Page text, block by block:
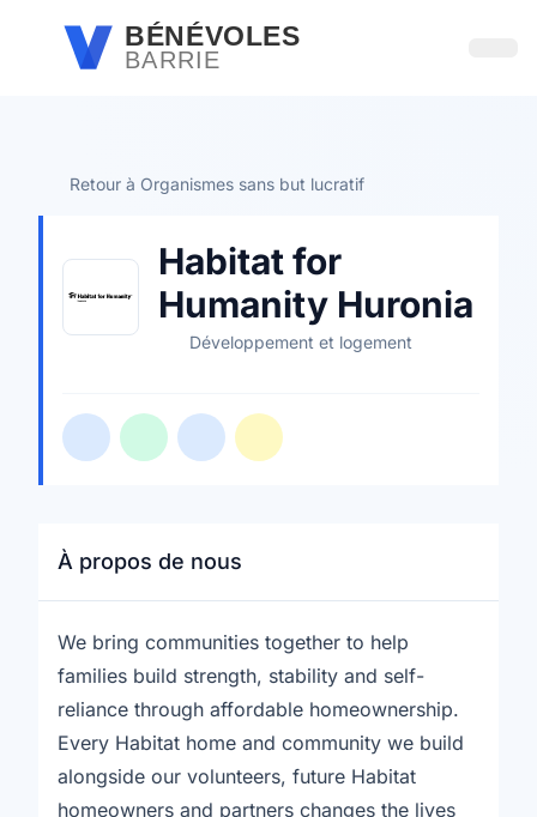
Passer au contenu principal
BÉNÉVOLES
BARRIE
Retour à Organismes sans but lucratif
Habitat for
Humanity Huronia
Développement et logement
À propos de nous
We bring communities together to help
families build strength, stability and self-
reliance through affordable homeownership.
Every Habitat home and community we build
alongside our volunteers, future Habitat
homeowners and partners changes the lives